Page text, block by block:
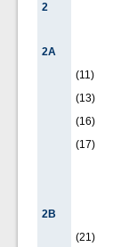
2
2A
(11)
(13)
(16)
(17)
2B
(21)